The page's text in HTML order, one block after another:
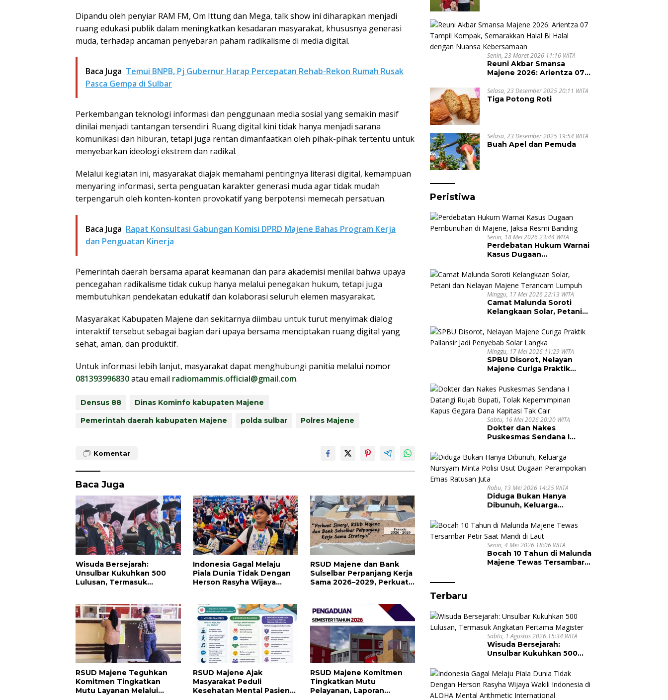
Dipandu oleh penyiar RAM FM, Om Ittung dan Mega, talk show ini diharapkan menjadi
ruang edukasi publik dalam meningkatkan kesadaran masyarakat, khususnya generasi
muda, terhadap ancaman penyebaran paham radikalisme di media digital.
Baca Juga Temui BNPB, Pj Gubernur Harap Percepatan Rehab-Rekon Rumah Rusak
Pasca Gempa di Sulbar
Perkembangan teknologi informasi dan penggunaan media sosial yang semakin masif
dinilai menjadi tantangan tersendiri. Ruang digital kini tidak hanya menjadi sarana
komunikasi dan hiburan, tetapi juga rentan dimanfaatkan oleh pihak-pihak tertentu untuk
menyebarkan ideologi ekstrem dan radikal.
Melalui kegiatan ini, masyarakat diajak memahami pentingnya literasi digital, kemampuan
menyaring informasi, serta penguatan karakter generasi muda agar tidak mudah
terpengaruh oleh konten-konten provokatif yang berpotensi memecah persatuan.
Baca Juga Rapat Konsultasi Gabungan Komisi DPRD Majene Bahas Program Kerja
dan Penguatan Kinerja
Pemerintah daerah bersama aparat keamanan dan para akademisi menilai bahwa upaya
pencegahan radikalisme tidak cukup hanya melalui penegakan hukum, tetapi juga
membutuhkan pendekatan edukatif dan kolaborasi seluruh elemen masyarakat.
Masyarakat Kabupaten Majene dan sekitarnya diimbau untuk turut menyimak dialog
interaktif tersebut sebagai bagian dari upaya bersama menciptakan ruang digital yang
sehat, aman, dan produktif.
Untuk informasi lebih lanjut, masyarakat dapat menghubungi panitia melalui nomor
081393996830atau email radiomammis.official@gmail.com.
Densus 88
Dinas Kominfo kabupaten Majene
Pemerintah daerah kabupaten Majene
polda sulbar Polres Majene
Komentar
Baca Juga
Wisuda Bersejarah:
Unsulbar Kukuhkan 500
Lulusan, Termasuk
Indonesia Gagal Melaju
Piala Dunia Tidak Dengan
Herson Rasyha Wijaya
International Competition
2026
RSUD Majene dan Bank
Sulselbar Perpanjang Kerja
Sama 2026–2029, Perkuat
RSUD Majene Teguhkan
Komitmen Tingkatkan
Mutu Layanan Melalui
RSUD Majene Ajak
Masyarakat Peduli
Kesehatan Mental Pasien
RSUD Majene Komitmen
Tingkatkan Mutu
Pelayanan, Laporan
Senin, 23 Maret 2026 11:16 WITA
Reuni Akbar Smansa
Majene 2026: Arientza 07
Semarakkan Halal Bi Halal
dengan Nuansa
Selasa, 23 Desember 2025 20:11 WITA
Tiga Potong Roti
Selasa, 23 Desember 2025 19:54 WITA
Buah Apel dan Pemuda
Peristiwa
Senin, 18 Mei 2026 23:44 WITA
Perdebatan Hukum Warnai
Kasus Dugaan
Jaksa Resmi Banding
Minggu, 17 Mei 2026 22:13 WITA
Camat Malunda Soroti
Kelangkaan Solar, Petani
Terancam Lumpuh
Minggu, 17 Mei 2026 11:29 WITA
SPBU Disorot, Nelayan
Majene Curiga Praktik
Solar Langka
Sabtu, 16 Mei 2026 20:20 WITA
Dokter dan Nakes
Puskesmas Sendana I
Tolak Kepemimpinan
Kapus Gegara Dana
Kapitasi Tak Cair
Rabu, 13 Mei 2026 14:25 WITA
Diduga Bukan Hanya
Dibunuh, Keluarga
Dugaan Perampokan Emas
Ratusan Juta
Senin, 4 Mei 2026 18:06 WITA
Bocah 10 Tahun di Malunda
Majene Tewas Tersambar
Terbaru
Sabtu, 1 Agustus 2026 15:34 WITA
Wisuda Bersejarah:
Unsulbar Kukuhkan 500
Angkatan Pertama
Magister